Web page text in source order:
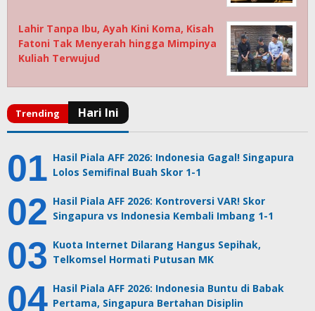
Lahir Tanpa Ibu, Ayah Kini Koma, Kisah
Fatoni Tak Menyerah hingga Mimpinya
Kuliah Terwujud
Hasil Piala AFF 2026: Indonesia Gagal! Singapura
Lolos Semifinal Buah Skor 1-1
Hasil Piala AFF 2026: Kontroversi VAR! Skor
Singapura vs Indonesia Kembali Imbang 1-1
Kuota Internet Dilarang Hangus Sepihak,
Telkomsel Hormati Putusan MK
Hasil Piala AFF 2026: Indonesia Buntu di Babak
Pertama, Singapura Bertahan Disiplin